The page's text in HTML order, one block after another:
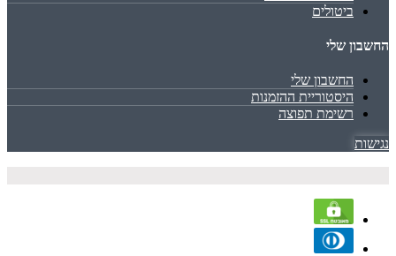
ביטולים
החשבון שלי
החשבון שלי
היסטוריית ההזמנות
רשימת תפוצה
נגישות